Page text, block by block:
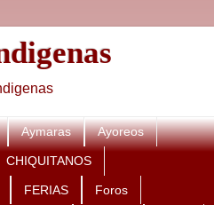
Aymaras Ayoreos
CHIQUITANOS
FERIAS Foros